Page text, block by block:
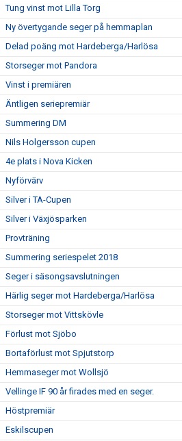
Tung vinst mot Lilla Torg
Ny övertygande seger på hemmaplan
Delad poäng mot Hardeberga/Harlösa
Storseger mot Pandora
Vinst i premiären
Äntligen seriepremiär
Summering DM
Nils Holgersson cupen
4e plats i Nova Kicken
Nyförvärv
Silver i TA-Cupen
Silver i Växjösparken
Provträning
Summering seriespelet 2018
Seger i säsongsavslutningen
Härlig seger mot Hardeberga/Harlösa
Storseger mot Vittskövle
Förlust mot Sjöbo
Bortaförlust mot Spjutstorp
Hemmaseger mot Wollsjö
Vellinge IF 90 år firades med en seger.
Höstpremiär
Eskilscupen